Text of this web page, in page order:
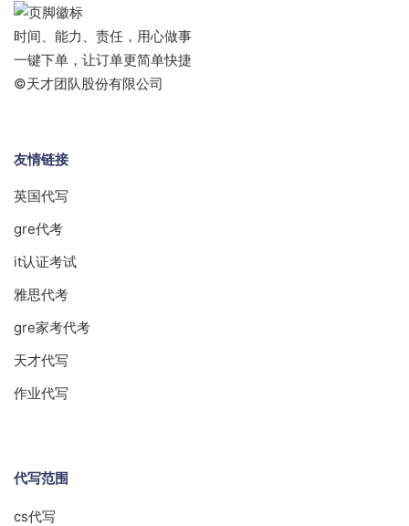
时间、能力、责任，用心做事
一键下单，让订单更简单快捷
©天才团队股份有限公司
友情链接
英国代写
gre代考
it认证考试
雅思代考
gre家考代考
天才代写
作业代写
代写范围
cs代写